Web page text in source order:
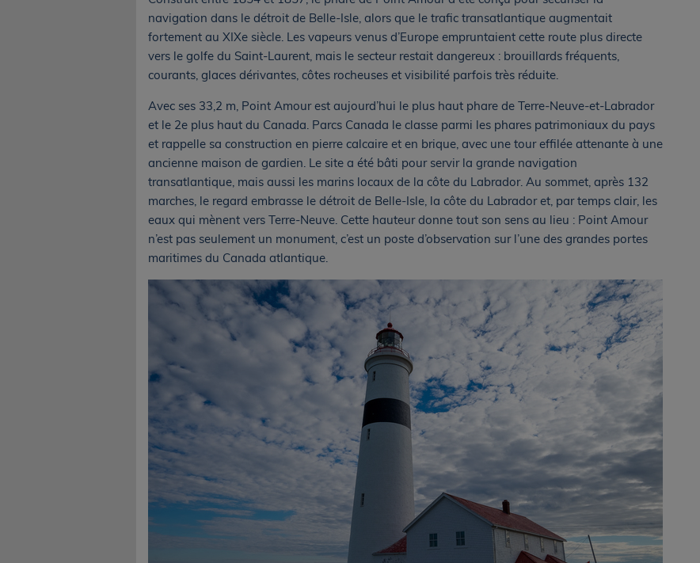
navigation dans le détroit de Belle-Isle, alors que le trafic transatlantique augmentait
fortement au XIXe siècle. Les vapeurs venus d’Europe empruntaient cette route plus directe
vers le golfe du Saint-Laurent, mais le secteur restait dangereux : brouillards fréquents,
courants, glaces dérivantes, côtes rocheuses et visibilité parfois très réduite.
Avec ses 33,2 m, Point Amour est aujourd’hui le plus haut phare de Terre-Neuve-et-Labrador
et le 2e plus haut du Canada. Parcs Canada le classe parmi les phares patrimoniaux du pays
et rappelle sa construction en pierre calcaire et en brique, avec une tour effilée attenante à une
ancienne maison de gardien. Le site a été bâti pour servir la grande navigation
transatlantique, mais aussi les marins locaux de la côte du Labrador. Au sommet, après 132
marches, le regard embrasse le détroit de Belle-Isle, la côte du Labrador et, par temps clair, les
eaux qui mènent vers Terre-Neuve. Cette hauteur donne tout son sens au lieu : Point Amour
n’est pas seulement un monument, c’est un poste d’observation sur l’une des grandes portes
maritimes du Canada atlantique.